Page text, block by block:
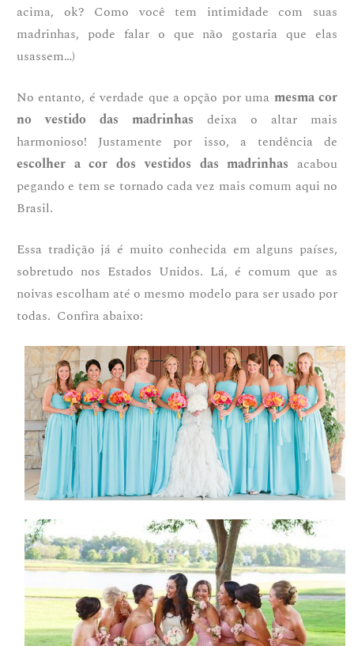
acima, ok? Como você tem intimidade com suas
madrinhas, pode falar o que não gostaria que elas
usassem…)
No entanto, é verdade que a opção por uma mesma cor
no vestido das madrinhas deixa o altar mais
harmonioso! Justamente por isso, a tendência de
escolher a cor dos vestidos das madrinhas acabou
pegando e tem se tornado cada vez mais comum aqui no
Brasil.
Essa tradição já é muito conhecida em alguns países,
sobretudo nos Estados Unidos. Lá, é comum que as
noivas escolham até o mesmo modelo para ser usado por
todas. Confira abaixo: